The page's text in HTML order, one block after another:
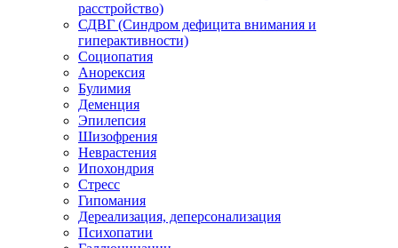
расстройство)
СДВГ (Синдром дефицита внимания и
гиперактивности)
Социопатия
Анорексия
Булимия
Деменция
Эпилепсия
Шизофрения
Неврастения
Ипохондрия
Стресс
Гипомания
Дереализация, деперсонализация
Психопатии